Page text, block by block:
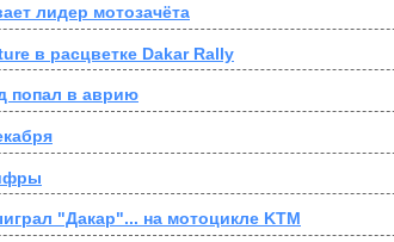
лидер мотозачёта
в расцветке Dakar Rally
попал в аврию
"Дакар"... на мотоцикле KTM